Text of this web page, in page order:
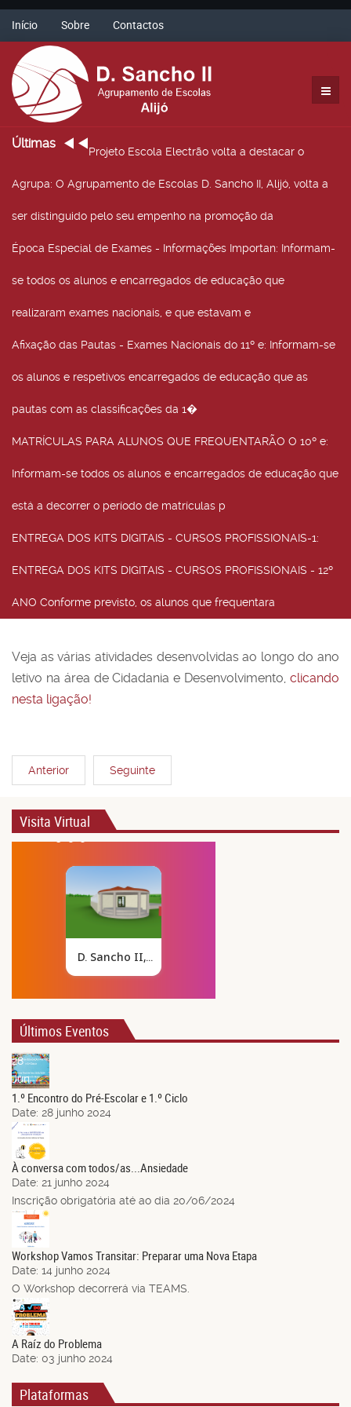
Início Sobre Contactos
Últimas
Projeto Escola Electrão volta a destacar o
Agrupa: O Agrupamento de Escolas D. Sancho II, Alijó, volta a
ser distinguido pelo seu empenho na promoção da
Época Especial de Exames - Informações Importan: Informam-
se todos os alunos e encarregados de educação que
realizaram exames nacionais, e que estavam e
Afixação das Pautas - Exames Nacionais do 11º e: Informam-se
os alunos e respetivos encarregados de educação que as
pautas com as classificações da 1�
MATRÍCULAS PARA ALUNOS QUE FREQUENTARÃO O 10º e:
Informam-se todos os alunos e encarregados de educação que
está a decorrer o período de matrículas p
ENTREGA DOS KITS DIGITAIS - CURSOS PROFISSIONAIS-1:
ENTREGA DOS KITS DIGITAIS - CURSOS PROFISSIONAIS - 12º
ANO Conforme previsto, os alunos que frequentara
Veja as várias atividades desenvolvidas ao longo do ano
letivo na área de Cidadania e Desenvolvimento, clicando
nesta ligação!
Anterior Seguinte
Visita Virtual
Últimos Eventos
28
Jun.
1.º Encontro do Pré-Escolar e 1.º Ciclo
Date: 28 junho 2024
21
Jun.
À conversa com todos/as...Ansiedade
Date: 21 junho 2024
Inscrição obrigatória até ao dia 20/06/2024
Jun.
Workshop Vamos Transitar: Preparar uma Nova Etapa
Date: 14 junho 2024
O Workshop decorrerá via TEAMS.
03
Jun.
A Raíz do Problema
Date: 03 junho 2024
Plataformas